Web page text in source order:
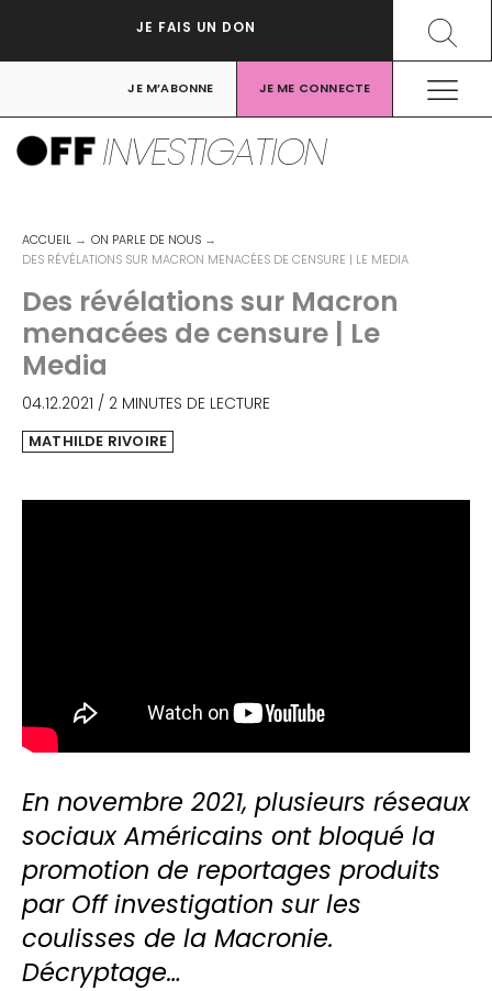
JE FAIS UN DON
JE M’ABONNE JE ME CONNECTE
INVESTIGATION
ACCUEIL
ON PARLE DE NOUS
DES RÉVÉLATIONS SUR MACRON MENACÉES DE CENSURE | LE MEDIA
Des révélations sur Macron
menacées de censure | Le
Media
04.12.2021 / 2 MINUTES DE LECTURE
MATHILDE RIVOIRE
En novembre 2021, plusieurs réseaux
sociaux Américains ont bloqué la
promotion de reportages produits
par Off investigation sur les
coulisses de la Macronie.
Décryptage…